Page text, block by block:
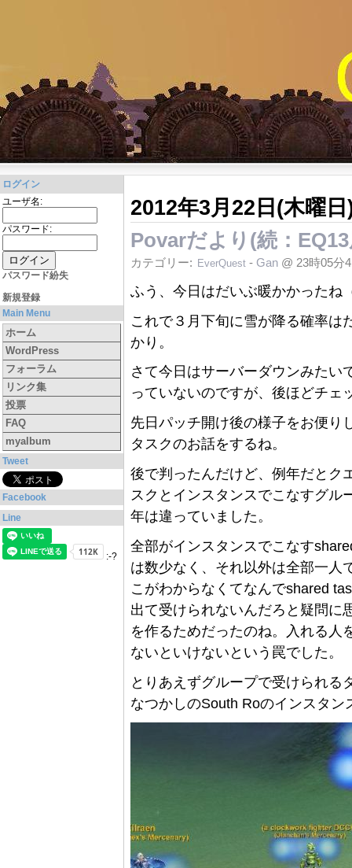
ログイン
ユーザ名:
パスワード:
パスワード紛失
新規登録
Main Menu
ホーム
WordPress
フォーラム
リンク集
投票
FAQ
myalbum
Tweet
Facebook
Line
:-?
2012年3月22日(木曜日
Povarだより(続：
カテゴリー: EverQuest - Gan @ 23時05分
ふう、今日はだいぶ暖かかった
これで３月下旬に雪が降る確率は
かり。
さて今日はサーバーダウンみたい
っていないのですが、後ほどチェ
先日パッチ開け後の様子をお便り
タスクのお話をするね。
後で判ったんだけど、例年だとク
スクとインスタンスでこなすグル
年は違っていました。
全部がインスタンスでこなす
は数少なく、それ以外は全部一人
こがわからなくてなんでshared
出て受けられないんだろと疑問に
を作るためだったのね。入れる人
ないといけないという罠でした。
とりあえずグループで受けられる
なつかしのSouth Roのインスタン